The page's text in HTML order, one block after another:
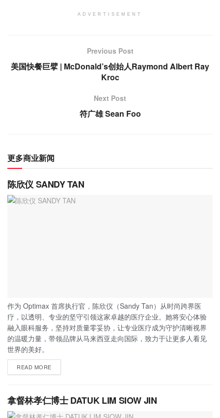
ADVERTISEMENT
Previous Post
美国快餐巨擘 | McDonald’s创始人Raymond Albert Ray
Kroc
Next Post
符广雄 Sean Foo
更多商业新闻
陈欣仪 SANDY TAN
作为 Optimax 首席执行官，陈欣仪（Sandy Tan）从时尚跨界医
疗，以透明、专业的坚守引领这家卓越的医疗企业。她将安心体验
融入眼科服务，坚持对质量零妥协，让专业医疗成为守护清晰视界
的温暖力量，带领品牌从马来西亚走向国际，致力于让更多人看见
世界的美好。
READ MORE
拿督林孝仁博士 DATUK LIM SIOW JIN